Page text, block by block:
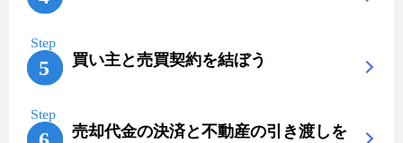
買い主と売買契約を結ぼう
売却代金の決済と不動産の引き渡しを